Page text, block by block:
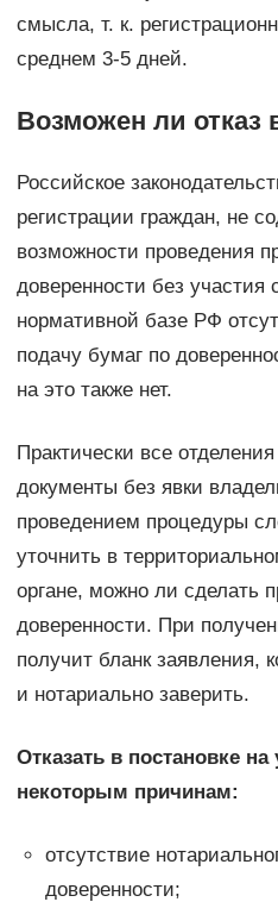
смысла, т. к.
среднем 3-5 дней.
Возможен ли отказ
Российское
регистрации граждан, не
возможности проведения
доверенности без участия
нормативной базе РФ
подачу бумаг по
на это также нет.
Практически все
документы без явки
проведением процедуры
уточнить в
органе, можно ли сделать
доверенности. При
получит бланк заявления,
и нотариально заверить.
Отказать в постановке на
некоторым причинам:
отсутствие
доверенности;